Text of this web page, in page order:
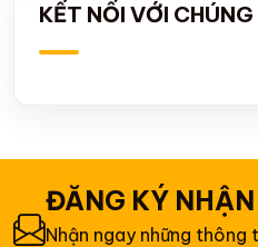
KẾT NỐI VỚI
ĐĂNG KÝ
Nhận ngay những thông